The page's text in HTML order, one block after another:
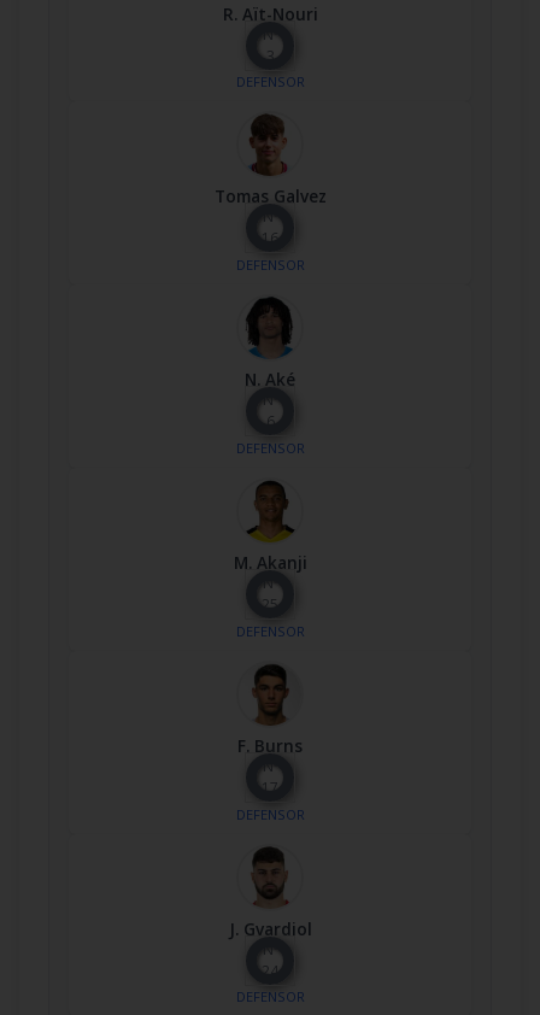
R. Aït-Nouri
Nº
3
DEFENSOR
Tomas Galvez
Nº
16
DEFENSOR
N. Aké
Nº
6
DEFENSOR
M. Akanji
Nº
25
DEFENSOR
F. Burns
Nº
17
DEFENSOR
J. Gvardiol
Nº
24
DEFENSOR